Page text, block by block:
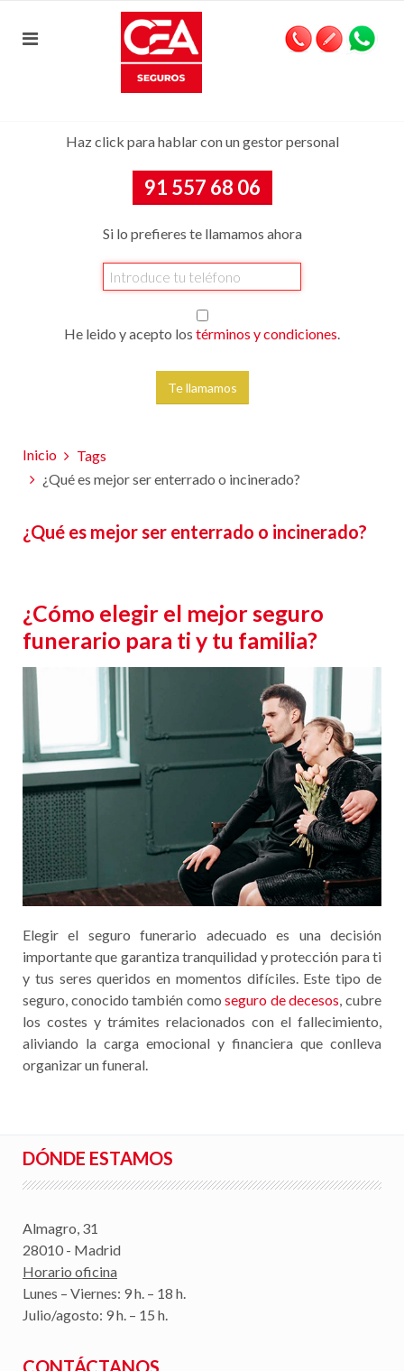
Haz click para hablar con un gestor personal
91 557 68 06
Si lo prefieres te llamamos ahora
He leido y acepto los términos y condiciones.
Inicio
Tags
¿Qué es mejor ser enterrado o incinerado?
¿Qué es mejor ser enterrado o incinerado?
¿Cómo elegir el mejor seguro
funerario para ti y tu familia?
Elegir el seguro funerario adecuado es una decisión
importante que garantiza tranquilidad y protección para ti
y tus seres queridos en momentos difíciles. Este tipo de
seguro, conocido también comoseguro de decesos, cubre
los costes y trámites relacionados con el fallecimiento,
aliviando la carga emocional y financiera que conlleva
organizar un funeral.
DÓNDE ESTAMOS
Almagro, 31
28010 - Madrid
Horario oficina
Lunes – Viernes: 9 h. – 18 h.
Julio/agosto: 9 h. – 15 h.